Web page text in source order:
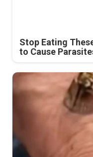
Stop Eating
to Cause